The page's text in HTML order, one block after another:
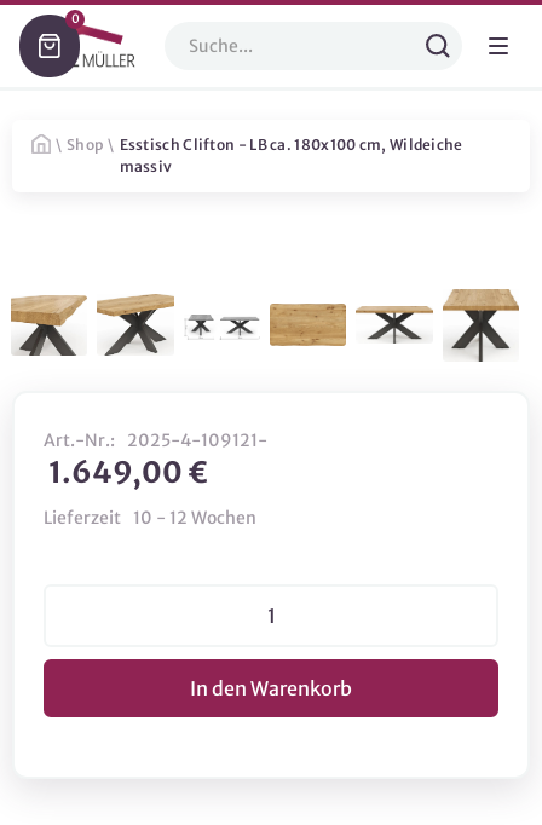
0
\ Shop \ Esstisch Clifton - LB ca. 180x100 cm, Wildeiche
massiv
Art.-Nr.: 2025-4-109121-
1.649,00 €
Lieferzeit 10 - 12 Wochen